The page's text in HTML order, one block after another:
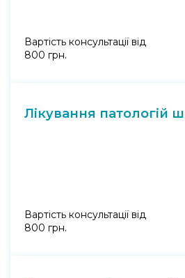
Вартість консультації від
800 грн.
Лікування патологій
Вартість консультації від
800 грн.